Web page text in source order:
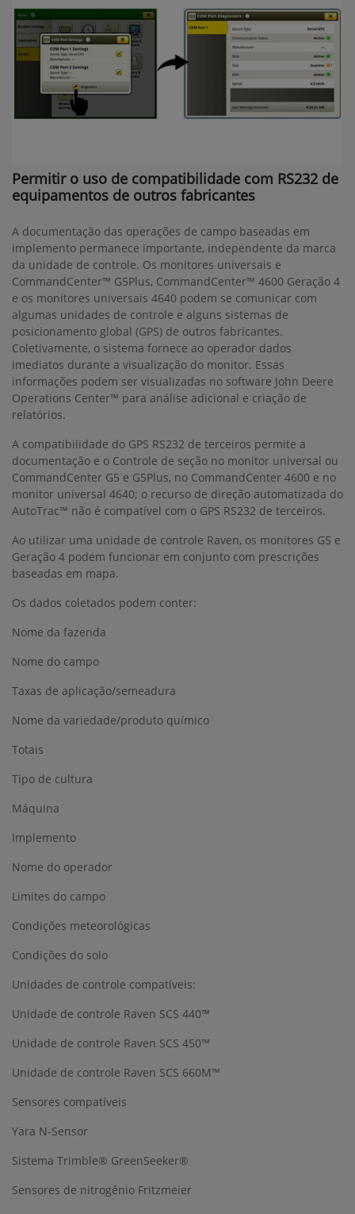
Permitir o uso de compatibilidade com RS232 de
equipamentos de outros fabricantes
A documentação das operações de campo baseadas em
implemento permanece importante, independente da marca
da unidade de controle. Os monitores universais e
CommandCenter™ G5Plus, CommandCenter™ 4600 Geração 4
e os monitores universais 4640 podem se comunicar com
algumas unidades de controle e alguns sistemas de
posicionamento global (GPS) de outros fabricantes.
Coletivamente, o sistema fornece ao operador dados
imediatos durante a visualização do monitor. Essas
informações podem ser visualizadas no software John Deere
Operations Center™ para análise adicional e criação de
relatórios.
A compatibilidade do GPS RS232 de terceiros permite a
documentação e o Controle de seção no monitor universal ou
CommandCenter G5 e G5Plus, no CommandCenter 4600 e no
monitor universal 4640; o recurso de direção automatizada do
AutoTrac™ não é compatível com o GPS RS232 de terceiros.
Ao utilizar uma unidade de controle Raven, os monitores G5 e
Geração 4 podem funcionar em conjunto com prescrições
baseadas em mapa.
Os dados coletados podem conter:
Nome da fazenda
Nome do campo
Taxas de aplicação/semeadura
Nome da variedade/produto químico
Totais
Tipo de cultura
Máquina
Implemento
Nome do operador
Limites do campo
Condições meteorológicas
Condições do solo
Unidades de controle compatíveis:
Unidade de controle Raven SCS 440™
Unidade de controle Raven SCS 450™
Unidade de controle Raven SCS 660M™
Sensores compatíveis
Yara N-Sensor
Sistema Trimble® GreenSeeker®
Sensores de nitrogênio Fritzmeier